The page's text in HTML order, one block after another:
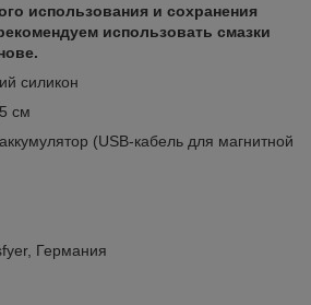
использования и сохранения
использовать смазки
силикон
см
(USB-кабель для магнитной
Германия